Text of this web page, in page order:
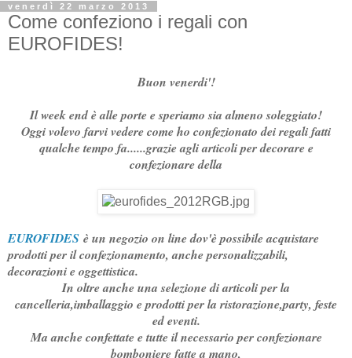
venerdì 22 marzo 2013
Come confeziono i regali con
EUROFIDES!
Buon venerdi'!
Il week end è alle porte e speriamo sia almeno soleggiato!
Oggi volevo farvi vedere come ho confezionato dei regali fatti
qualche tempo fa......grazie agli articoli per decorare e
confezionare della
EUROFIDES è un negozio on line dov'è possibile acquistare
prodotti per il confezionamento, anche personalizzabili,
decorazioni e oggettistica.
In oltre anche una selezione di articoli per la
cancelleria,imballaggio e prodotti per la ristorazione,party, feste
ed eventi.
Ma anche confettate e tutte il necessario per confezionare
bomboniere fatte a mano,